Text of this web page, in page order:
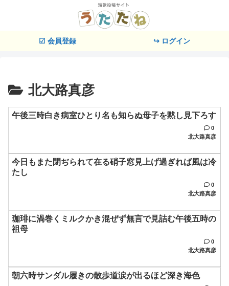
☑ 会員登録 ↪ ログイン
北大路真彦
午後三時白き病室ひとり名も知らぬ母子を黙し見下ろす
0
北大路真彦
今日もまた閉ぢられて在る硝子窓見上げ過ぎれば風は冷
たし
0
北大路真彦
珈琲に渦巻くミルクかき混ぜず無言で見詰む午後五時の
祖母
0
北大路真彦
朝六時サンダル履きの散歩道涙が出るほど深き海色